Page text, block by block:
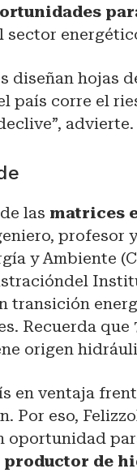
diseñan hojas
país corre el
advierte.
las matrices
profesor
y Ambiente
transición
Recuerda que
origen
en ventaja
Por eso,
oportunidad
productor de